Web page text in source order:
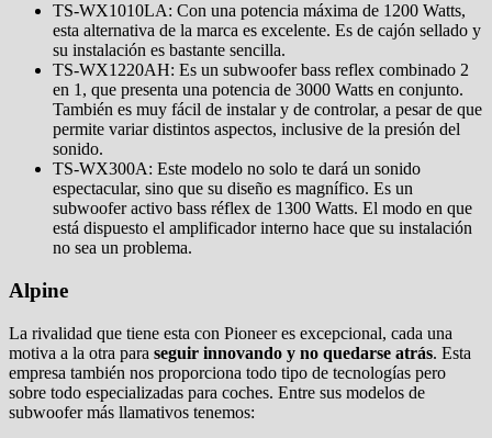
TS-WX1010LA: Con una potencia máxima de 1200 Watts,
esta alternativa de la marca es excelente. Es de cajón sellado y
su instalación es bastante sencilla.
TS-WX1220AH: Es un subwoofer bass reflex combinado 2
en 1, que presenta una potencia de 3000 Watts en conjunto.
También es muy fácil de instalar y de controlar, a pesar de que
permite variar distintos aspectos, inclusive de la presión del
sonido.
TS-WX300A: Este modelo no solo te dará un sonido
espectacular, sino que su diseño es magnífico. Es un
subwoofer activo bass réflex de 1300 Watts. El modo en que
está dispuesto el amplificador interno hace que su instalación
no sea un problema.
Alpine
La rivalidad que tiene esta con Pioneer es excepcional, cada una
motiva a la otra para seguir innovando y no quedarse atrás. Esta
empresa también nos proporciona todo tipo de tecnologías pero
sobre todo especializadas para coches. Entre sus modelos de
subwoofer más llamativos tenemos: